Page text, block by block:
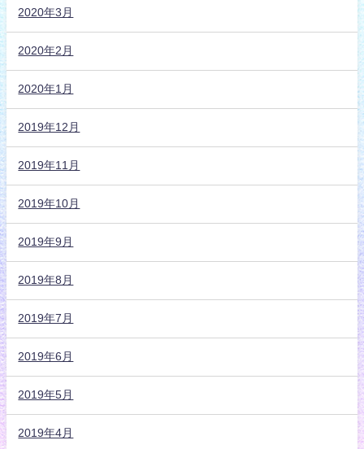
2020年3月
2020年2月
2020年1月
2019年12月
2019年11月
2019年10月
2019年9月
2019年8月
2019年7月
2019年6月
2019年5月
2019年4月